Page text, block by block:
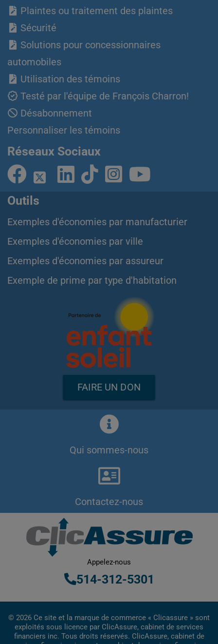
Plaintes ou traitement des plaintes
Sécurité
Solutions pour concessionnaires
automobiles
Utilisation des témoins
Testé par l'équipe de François Charron!
Désabonnement
Personnaliser les témoins
Réseaux Sociaux
Outils
Exemples d'économies par manufacturier
Exemples d'économies par ville
Exemples d'économies par assureur
Exemple de prime par type d'habitation
FAIRE UN DON
Qui sommes-nous
Contactez-nous
Appelez-nous
514-312-5301
© 2026 Ce site et la marque de commerce « Clicassure » sont
exploités sous licence par ClicAssure, cabinet de services
financiers inc. Tous droits réservés. ClicAssure, cabinet de